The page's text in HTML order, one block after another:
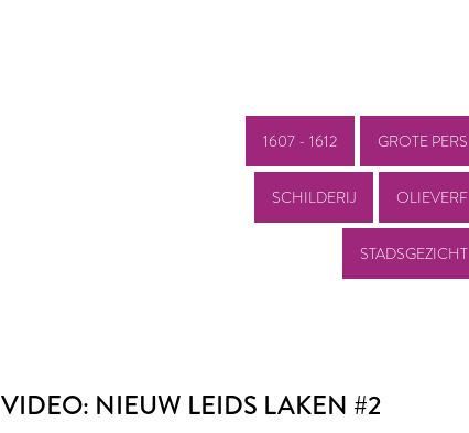
1607 - 1612 GROTE PERS
SCHILDERIJ OLIEVERF
STADSGEZICHT
VIDEO: NIEUW LEIDS LAKEN #2